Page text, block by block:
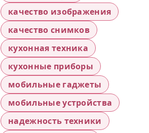
качество изображения
качество снимков
кухонная техника
кухонные приборы
мобильные гаджеты
мобильные устройства
надежность техники